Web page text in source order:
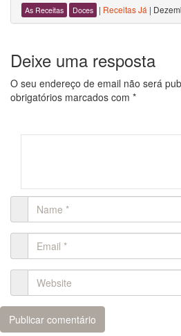
As Receitas Doces | Receitas Já |
Deixe uma resposta
O seu endereço de email não será
obrigatórios marcados com *